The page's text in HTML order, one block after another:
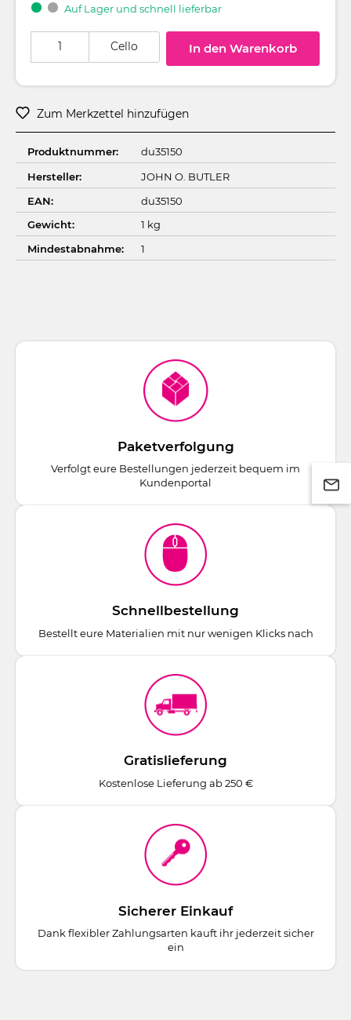
Auf Lager und schnell lieferbar
Cello In den Warenkorb
Zum Merkzettel hinzufügen
Produktnummer:
du35150
Hersteller:
JOHN O. BUTLER
EAN:
du35150
Gewicht:
1 kg
Mindestabnahme:
1
Paketverfolgung
Verfolgt eure Bestellungen jederzeit bequem im
Kundenportal
Schnellbestellung
Bestellt eure Materialien mit nur wenigen Klicks nach
Gratislieferung
Kostenlose Lieferung ab 250 €
Sicherer Einkauf
Dank flexibler Zahlungsarten kauft ihr jederzeit sicher
ein